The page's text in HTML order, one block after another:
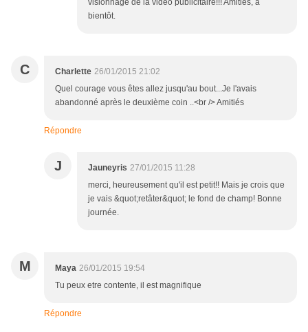
visionnage de la vidéo publicitaire!!! Amitiés, à
bientôt.
C Charlette 26/01/2015 21:02
Quel courage vous êtes allez jusqu'au bout...Je l'avais
abandonné après le deuxième coin ..<br /> Amitiés
Répondre
J Jauneyris 27/01/2015 11:28
merci, heureusement qu'il est petit!! Mais je crois que
je vais &quot;retâter&quot; le fond de champ! Bonne
journée.
M Maya 26/01/2015 19:54
Tu peux etre contente, il est magnifique
Répondre